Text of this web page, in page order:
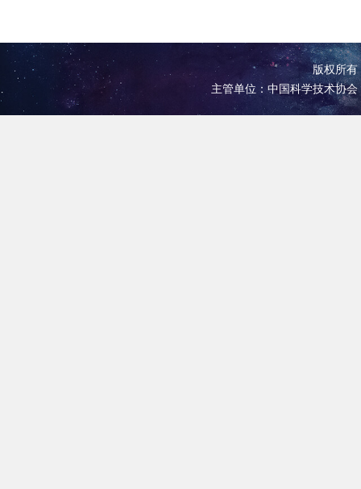
版权所
主管单位：中国科学技术协